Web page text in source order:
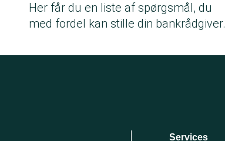
Her får du en liste af spørgsmål, du
med fordel kan stille din bankrådgiver.
Services